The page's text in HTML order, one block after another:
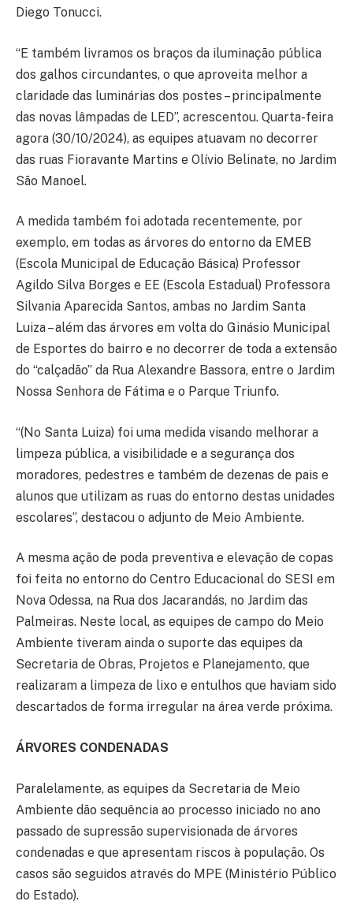
Diego Tonucci.
“E também livramos os braços da iluminação pública
dos galhos circundantes, o que aproveita melhor a
claridade das luminárias dos postes – principalmente
das novas lâmpadas de LED”, acrescentou. Quarta-feira
agora (30/10/2024), as equipes atuavam no decorrer
das ruas Fioravante Martins e Olívio Belinate, no Jardim
São Manoel.
A medida também foi adotada recentemente, por
exemplo, em todas as árvores do entorno da EMEB
(Escola Municipal de Educação Básica) Professor
Agildo Silva Borges e EE (Escola Estadual) Professora
Silvania Aparecida Santos, ambas no Jardim Santa
Luiza – além das árvores em volta do Ginásio Municipal
de Esportes do bairro e no decorrer de toda a extensão
do “calçadão” da Rua Alexandre Bassora, entre o Jardim
Nossa Senhora de Fátima e o Parque Triunfo.
“(No Santa Luiza) foi uma medida visando melhorar a
limpeza pública, a visibilidade e a segurança dos
moradores, pedestres e também de dezenas de pais e
alunos que utilizam as ruas do entorno destas unidades
escolares”, destacou o adjunto de Meio Ambiente.
A mesma ação de poda preventiva e elevação de copas
foi feita no entorno do Centro Educacional do SESI em
Nova Odessa, na Rua dos Jacarandás, no Jardim das
Palmeiras. Neste local, as equipes de campo do Meio
Ambiente tiveram ainda o suporte das equipes da
Secretaria de Obras, Projetos e Planejamento, que
realizaram a limpeza de lixo e entulhos que haviam sido
descartados de forma irregular na área verde próxima.
ÁRVORES CONDENADAS
Paralelamente, as equipes da Secretaria de Meio
Ambiente dão sequência ao processo iniciado no ano
passado de supressão supervisionada de árvores
condenadas e que apresentam riscos à população. Os
casos são seguidos através do MPE (Ministério Público
do Estado).